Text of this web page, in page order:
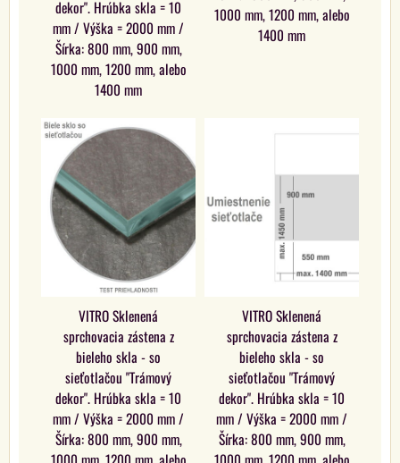
dekor". Hrúbka skla = 10
mm / Výška = 2000 mm /
Šírka: 800 mm, 900 mm,
1000 mm, 1200 mm, alebo
1400 mm
1000 mm, 1200 mm, alebo
1400 mm
VITRO Sklenená
sprchovacia zástena z
bieleho skla - so
sieťotlačou "Trámový
dekor". Hrúbka skla = 10
mm / Výška = 2000 mm /
Šírka: 800 mm, 900 mm,
VITRO Sklenená
sprchovacia zástena z
bieleho skla - so
sieťotlačou "Trámový
dekor". Hrúbka skla = 10
mm / Výška = 2000 mm /
Šírka: 800 mm, 900 mm,